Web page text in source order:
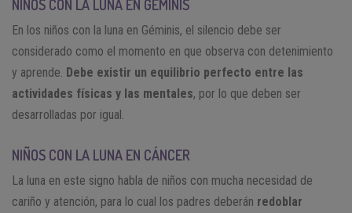
NIÑOS CON LA LUNA EN GÉMINIS
En los niños con la luna en Géminis, el silencio debe ser
considerado como el momento en que observa con detenimiento
y aprende. Debe existir un equilibrio perfecto entre las
actividades físicas y las mentales, por lo que deben ser
desarrolladas por igual.
NIÑOS CON LA LUNA EN CÁNCER
La luna en este signo habla de niños con mucha necesidad de
cariño y atención, para lo cual los padres deberán redoblar